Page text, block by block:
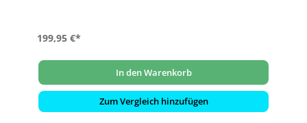
199,95 €*
In den Warenkorb
Zum Vergleich hinzufügen